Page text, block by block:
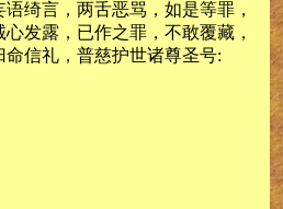
绮言，两舌恶骂，如是等罪，
发露，已作之罪，不敢覆藏，
信礼，普慈护世诸尊圣号: